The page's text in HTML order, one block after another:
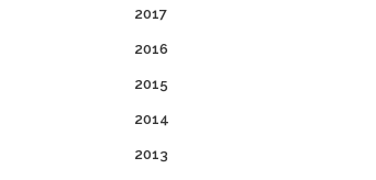
2017
2016
2015
2014
2013